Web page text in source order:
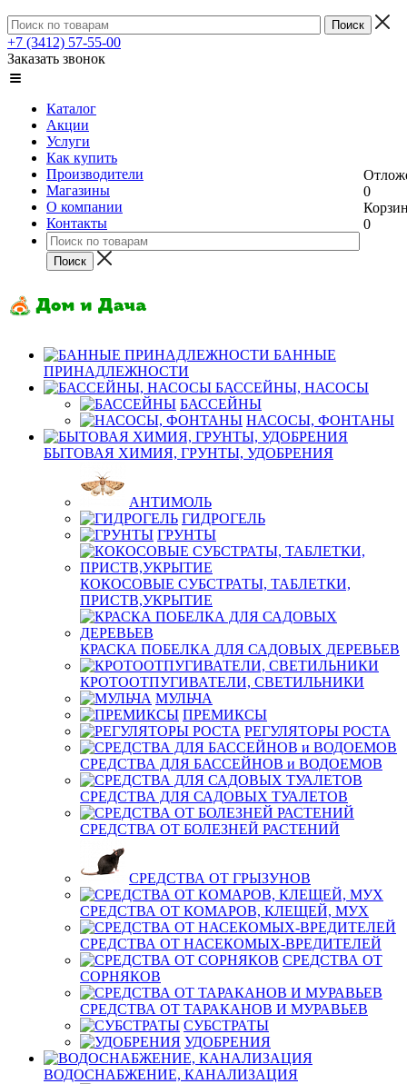
+7 (3412) 57-55-00
Заказать звонок
Каталог
Акции
Услуги
Как купить
Производители
Магазины
О компании
Контакты
0
0
БАННЫЕ
ПРИНАДЛЕЖНОСТИ
БАССЕЙНЫ, НАСОСЫ
БАССЕЙНЫ
НАСОСЫ, ФОНТАНЫ
БЫТОВАЯ ХИМИЯ, ГРУНТЫ, УДОБРЕНИЯ
АНТИМОЛЬ
ГИДРОГЕЛЬ
ГРУНТЫ
КОКОСОВЫЕ СУБСТРАТЫ, ТАБЛЕТКИ,
ПРИСТВ,УКРЫТИЕ
КРАСКА ПОБЕЛКА ДЛЯ САДОВЫХ ДЕРЕВЬЕВ
КРОТООТПУГИВАТЕЛИ, СВЕТИЛЬНИКИ
МУЛЬЧА
ПРЕМИКСЫ
РЕГУЛЯТОРЫ РОСТА
СРЕДСТВА ДЛЯ БАССЕЙНОВ и ВОДОЕМОВ
СРЕДСТВА ДЛЯ САДОВЫХ ТУАЛЕТОВ
СРЕДСТВА ОТ БОЛЕЗНЕЙ РАСТЕНИЙ
СРЕДСТВА ОТ ГРЫЗУНОВ
СРЕДСТВА ОТ КОМАРОВ, КЛЕЩЕЙ, МУХ
СРЕДСТВА ОТ НАСЕКОМЫХ-ВРЕДИТЕЛЕЙ
СРЕДСТВА ОТ
СОРНЯКОВ
СРЕДСТВА ОТ ТАРАКАНОВ И МУРАВЬЕВ
СУБСТРАТЫ
УДОБРЕНИЯ
ВОДОСНАБЖЕНИЕ, КАНАЛИЗАЦИЯ